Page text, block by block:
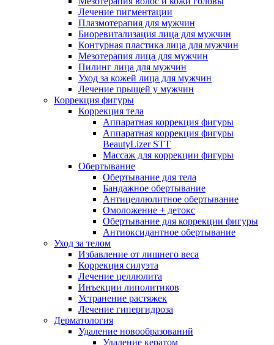
Лечение пигментации
Плазмотерапия для мужчин
Биоревитализация лица для мужчин
Контурная пластика лица для мужчин
Мезотерапия лица для мужчин
Пилинг лица для мужчин
Уход за кожей лица для мужчин
Лечение прыщей у мужчин
Коррекция фигуры
Коррекция тела
Аппаратная коррекция фигуры
Аппаратная коррекция фигуры
BeautyLizer STT
Массаж для коррекции фигуры
Обертывание
Обертывание для тела
Бандажное обертывание
Антицеллюлитное обертывание
Омоложение + детокс
Обертывание для коррекции фигуры
Антиоксидантное обертывание
Уход за телом
Избавление от лишнего веса
Коррекция силуэта
Лечение целлюлита
Инъекции липолитиков
Устранение растяжек
Лечение гипергидроза
Дерматология
Удаление новообразований
Удаление кератом